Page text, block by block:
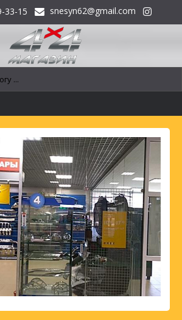
33-15 snesyn62@gmail.com